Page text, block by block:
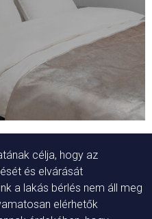
célja, hogy az
és elvárását
a lakás bérlés nem áll meg
elérhetők